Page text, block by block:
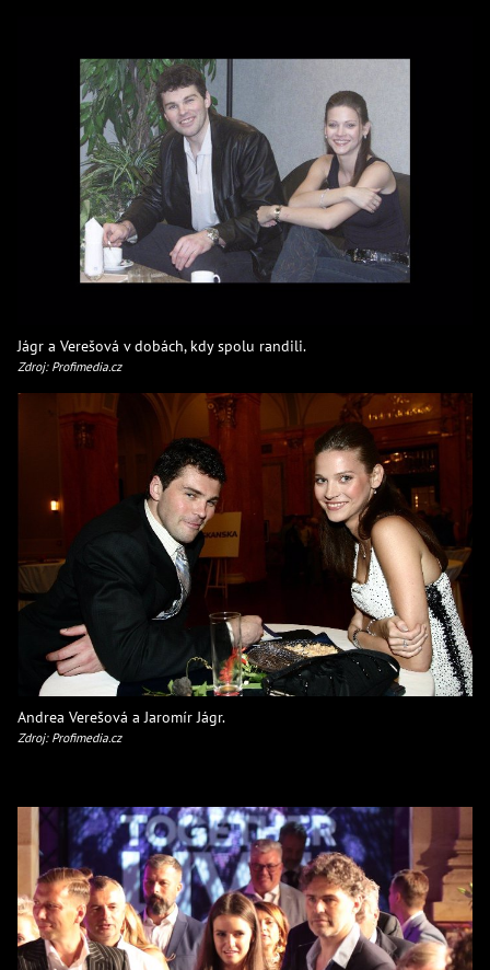
Jágr a Verešová v dobách, kdy spolu randili.
Zdroj: Profimedia.cz
Andrea Verešová a Jaromír Jágr.
Zdroj: Profimedia.cz